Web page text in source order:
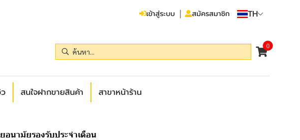
เข้าสู่ระบบ สมัครสมาชิก TH
0
สนใจฝากขายสินค้า สาขาหน้าร้าน
อนามัยรองรับประจำเดือน